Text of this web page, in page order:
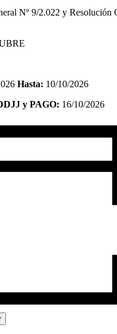
Nº 9/2.022 y Resolución
Hasta: 10/10/2026
y PAGO: 16/10/2026